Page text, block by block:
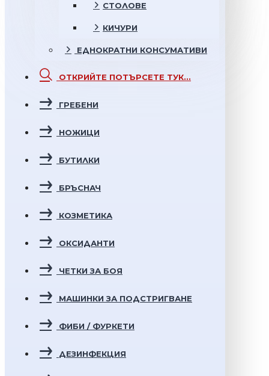
СТОЛОВЕ
КИЧУРИ
ЕДНОКРАТНИ КОНСУМАТИВИ
ОТКРИЙТЕ ПОТЪРСЕТЕ ТУК...
ГРЕБЕНИ
НОЖИЦИ
БУТИЛКИ
БРЪСНАЧ
КОЗМЕТИКА
ОКСИДАНТИ
ЧЕТКИ ЗА БОЯ
МАШИНКИ ЗА ПОДСТРИГВАНЕ
ФИБИ / ФУРКЕТИ
ДЕЗИНФЕКЦИЯ